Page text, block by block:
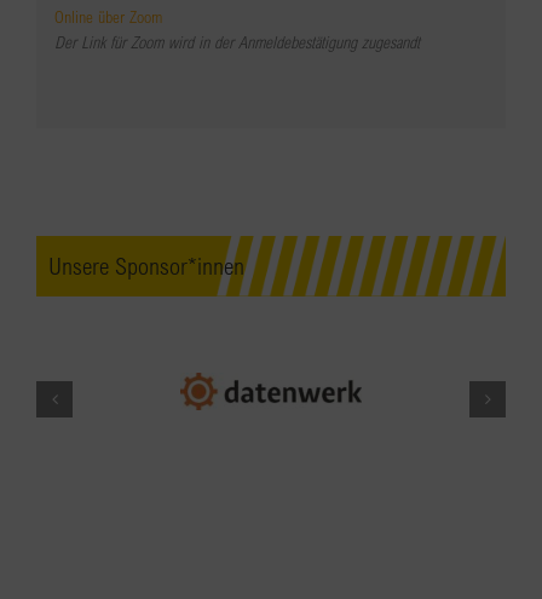
Online über Zoom
Der Link für Zoom wird in der Anmeldebestätigung zugesandt
Unsere Sponsor*innen